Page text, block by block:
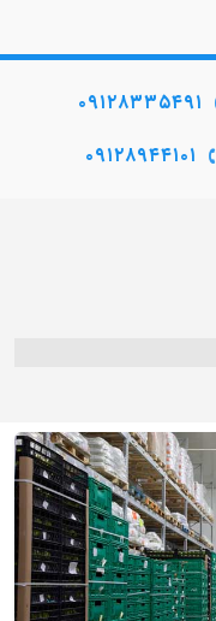
۰۹۱۲۸۳۳۵۴۹۱
۰۹۱۲۸۹۴۴۱۰۱